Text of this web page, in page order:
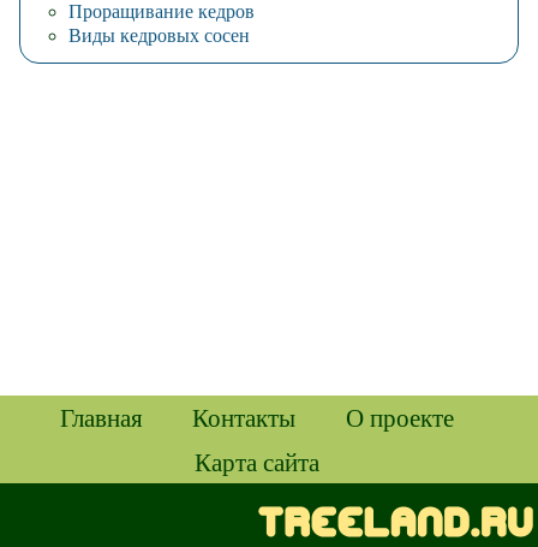
Проращивание кедров
Виды кедровых сосен
Главная Контакты
О проекте
Карта сайта